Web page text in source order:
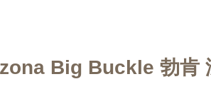
Big Buckle 勃肯